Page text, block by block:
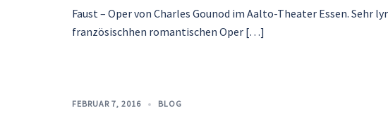
Faust – Oper von Charles Gounod im Aalto-Theater Essen. Sehr
französischhen romantischen Oper […]
FEBRUAR 7, 2016 BLOG